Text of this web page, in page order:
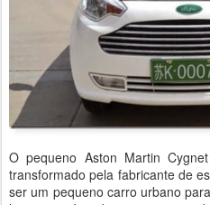
O pequeno Aston Martin
transformado pela fabricante de
ser um pequeno carro urbano